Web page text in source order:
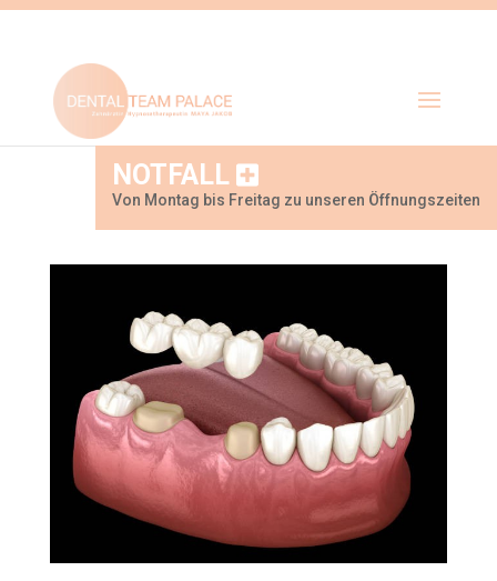
NOTFALL
Von Montag bis Freitag zu unseren Öffnungszeiten